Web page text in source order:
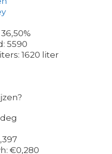
5590
1620 liter
€0,280